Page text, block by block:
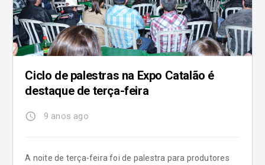
Ciclo de palestras na Expo Catalão é
destaque de terça-feira
access_time 9 anos ago
A noite de terça-feira foi de palestra para produtores